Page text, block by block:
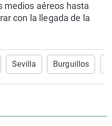
medios aéreos hasta
con la llegada de la
Sevilla Burguillos